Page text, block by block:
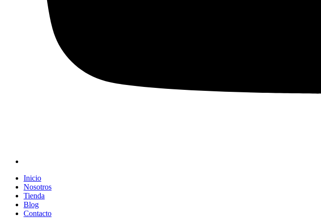
Inicio
Nosotros
Tienda
Blog
Contacto